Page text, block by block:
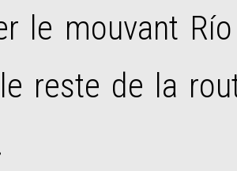
le mouvant
reste de la